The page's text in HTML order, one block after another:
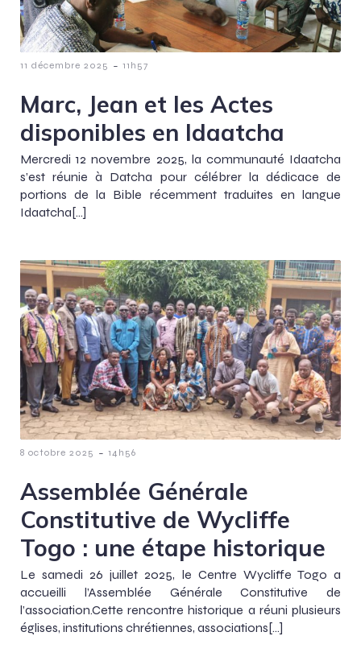
11 décembre 2025 - 11h57
Marc, Jean et les Actes
disponibles en Idaatcha
Mercredi 12 novembre 2025, la communauté Idaatcha
s’est réunie à Datcha pour célébrer la dédicace de
portions de la Bible récemment traduites en langue
Idaatcha[…]
8 octobre 2025 - 14h56
Assemblée Générale
Constitutive de Wycliffe
Togo : une étape historique
Le samedi 26 juillet 2025, le Centre Wycliffe Togo a
accueilli l’Assemblée Générale Constitutive de
l’association.Cette rencontre historique a réuni plusieurs
églises, institutions chrétiennes, associations[…]